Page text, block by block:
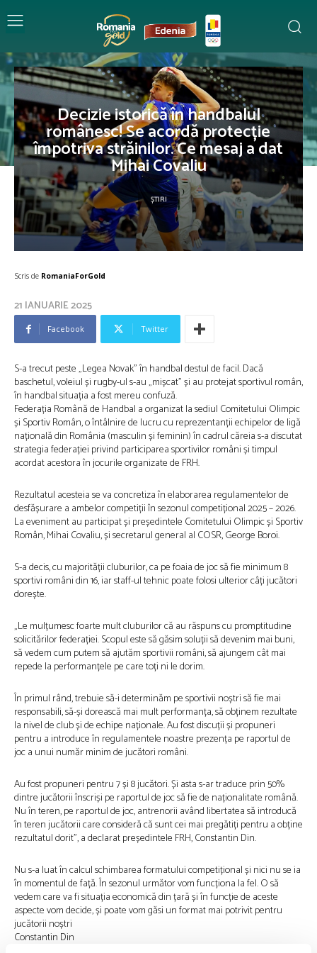
Decizie istorică în handbalul
românesc! Se acordă protecție
împotriva străinilor. Ce mesaj a dat
Mihai Covaliu
ȘTIRI
Scris de RomaniaForGold
21 IANUARIE 2025
Facebook Twitter
S-a trecut peste „Legea Novak” în handbal destul de facil. Dacă
baschetul, voleiul și rugby-ul s-au „mișcat” și au protejat sportivul român,
în handbal situația a fost mereu confuză.
Federația Română de Handbal a organizat la sediul Comitetului Olimpic
și Sportiv Român, o întâlnire de lucru cu reprezentanții echipelor de ligă
națională din România (masculin și feminin) în cadrul căreia s-a discutat
strategia federației privind participarea sportivilor români și timpul
acordat acestora în jocurile organizate de FRH.
Rezultatul acesteia se va concretiza în elaborarea regulamentelor de
desfășurare a ambelor competiții în sezonul competițional 2025 – 2026.
La eveniment au participat și președintele Comitetului Olimpic și Sportiv
Român, Mihai Covaliu, și secretarul general al COSR, George Boroi.
S-a decis, cu majorității cluburilor, ca pe foaia de joc să fie minimum 8
sportivi români din 16, iar staff-ul tehnic poate folosi ulterior câți jucători
dorește.
„Le mulțumesc foarte mult cluburilor că au răspuns cu promptitudine
solicitărilor federației. Scopul este să găsim soluții să devenim mai buni,
să vedem cum putem să ajutăm sportivii români, să ajungem cât mai
repede la performanțele pe care toți ni le dorim.
În primul rând, trebuie să-i determinăm pe sportivii noștri să fie mai
responsabili, să-și dorească mai mult performanța, să obținem rezultate
la nivel de club și de echipe naționale. Au fost discuții și propuneri
pentru a introduce în regulamentele noastre prezența pe raportul de
joc a unui număr minim de jucători români.
Au fost propuneri pentru 7 și 8 jucători. Și asta s-ar traduce prin 50%
dintre jucătorii înscriși pe raportul de joc să fie de naționalitate română.
Nu în teren, pe raportul de joc, antrenorii având libertatea să introducă
în teren jucătorii care consideră că sunt cei mai pregătiți pentru a obține
rezultatul dorit”, a declarat președintele FRH, Constantin Din.
Nu s-a luat în calcul schimbarea formatului competițional și nici nu se ia
în momentul de față. În sezonul următor vom funcționa la fel. O să
vedem care va fi situația economică din țară și în funcție de aceste
aspecte vom decide, și poate vom găsi un format mai potrivit pentru
jucătorii noștri
Constantin Din